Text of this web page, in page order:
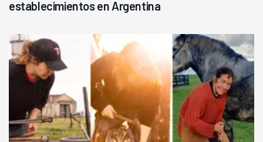
establecimientos en Argentina